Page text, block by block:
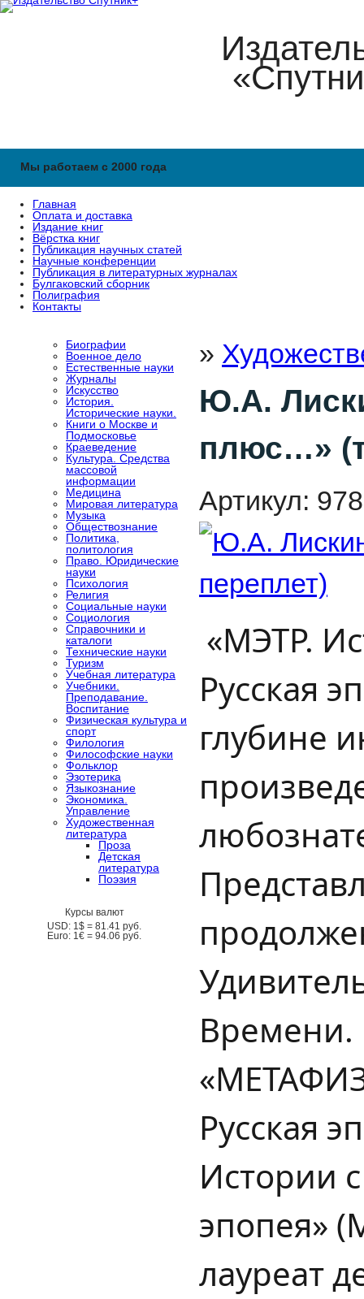
Мы работаем с 2000 года
Главная
Оплата и доставка
Издание книг
Вёрстка книг
Публикация научных статей
Научные конференции
Публикация в литературных журналах
Булгаковский сборник
Полиграфия
Контакты
»
Ю.А.
плюс…»
Артикул:
«МЭТР.
Русская
глубине
Времени.
Русская
Истории
эпопея»
лауреат
Биографии
Военное дело
Естественные науки
Журналы
Искусство
История.
Исторические науки.
Книги о Москве и
Подмосковье
Краеведение
Культура. Средства
массовой
информации
Медицина
Мировая литература
Музыка
Обществознание
Политика,
политология
Право. Юридические
науки
Психология
Религия
Социальные науки
Социология
Справочники и
каталоги
Технические науки
Туризм
Учебная литература
Учебники.
Преподавание.
Воспитание
Физическая культура и
спорт
Филология
Философские науки
Фольклор
Эзотерика
Языкознание
Экономика.
Управление
Художественная
литература
Проза
Детская
литература
Поэзия
Курсы валют
USD: 1$ = 81.41 руб.
Euro: 1€ = 94.06 руб.